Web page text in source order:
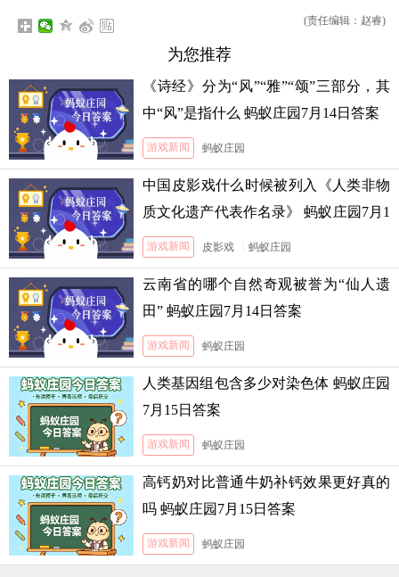
(责任编辑：赵睿)
为您推荐
《诗经》分为“风”“雅”“颂”三部分，其
中“风”是指什么 蚂蚁庄园7月14日答案
游戏新闻 蚂蚁庄园
中国皮影戏什么时候被列入《人类非物
质文化遗产代表作名录》 蚂蚁庄园7月1
3日答案
游戏新闻 皮影戏 蚂蚁庄园
云南省的哪个自然奇观被誉为“仙人遗
田” 蚂蚁庄园7月14日答案
游戏新闻 蚂蚁庄园
人类基因组包含多少对染色体 蚂蚁庄园
7月15日答案
游戏新闻 蚂蚁庄园
高钙奶对比普通牛奶补钙效果更好真的
吗 蚂蚁庄园7月15日答案
游戏新闻 蚂蚁庄园